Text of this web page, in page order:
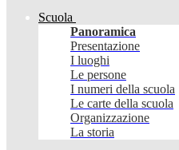
Scuola
Panoramica
Presentazione
I luoghi
Le persone
I numeri della scuola
Le carte della scuola
Organizzazione
La storia